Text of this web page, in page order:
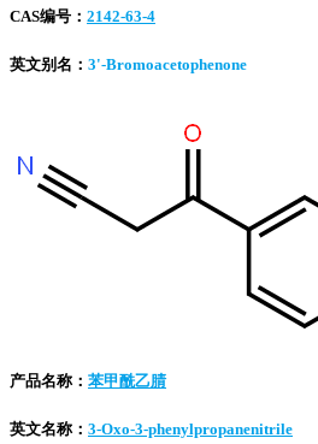
CAS编号： 2142-63-4
英文别名： 3'-Bromoacetophenone
产品名称： 苯甲酰乙腈
英文名称： 3-Oxo-3-phenylpropanenitrile